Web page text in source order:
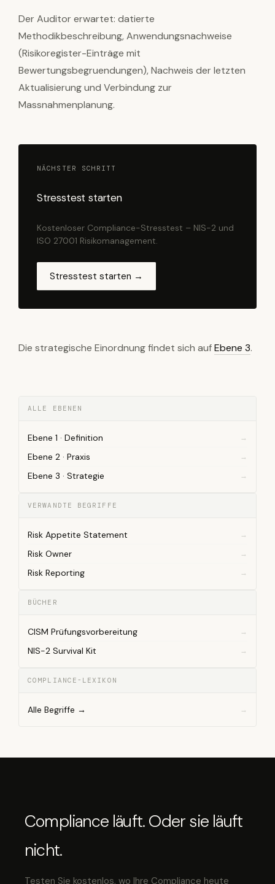
Der Auditor erwartet: datierte
Methodikbeschreibung, Anwendungsnachweise
(Risikoregister-Einträge mit
Bewertungsbegruendungen), Nachweis der letzten
Aktualisierung und Verbindung zur
Massnahmenplanung.
NÄCHSTER SCHRITT
Stresstest starten
Kostenloser Compliance-Stresstest – NIS-2 und
ISO 27001 Risikomanagement.
Stresstest starten →
Die strategische Einordnung findet sich aufEbene 3.
ALLE EBENEN
Ebene 1 · Definition
Ebene 2 · Praxis
Ebene 3 · Strategie
VERWANDTE BEGRIFFE
Risk Appetite Statement
Risk Owner
Risk Reporting
BÜCHER
CISM Prüfungsvorbereitung
NIS-2 Survival Kit
COMPLIANCE-LEXIKON
Alle Begriffe →
Compliance läuft. Oder sie läuft
nicht.
Testen Sie kostenlos, wo Ihre Compliance heute